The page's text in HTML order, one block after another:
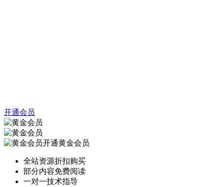
开通会员
开通黄金会员
全站资源折扣购买
部分内容免费阅读
一对一技术指导